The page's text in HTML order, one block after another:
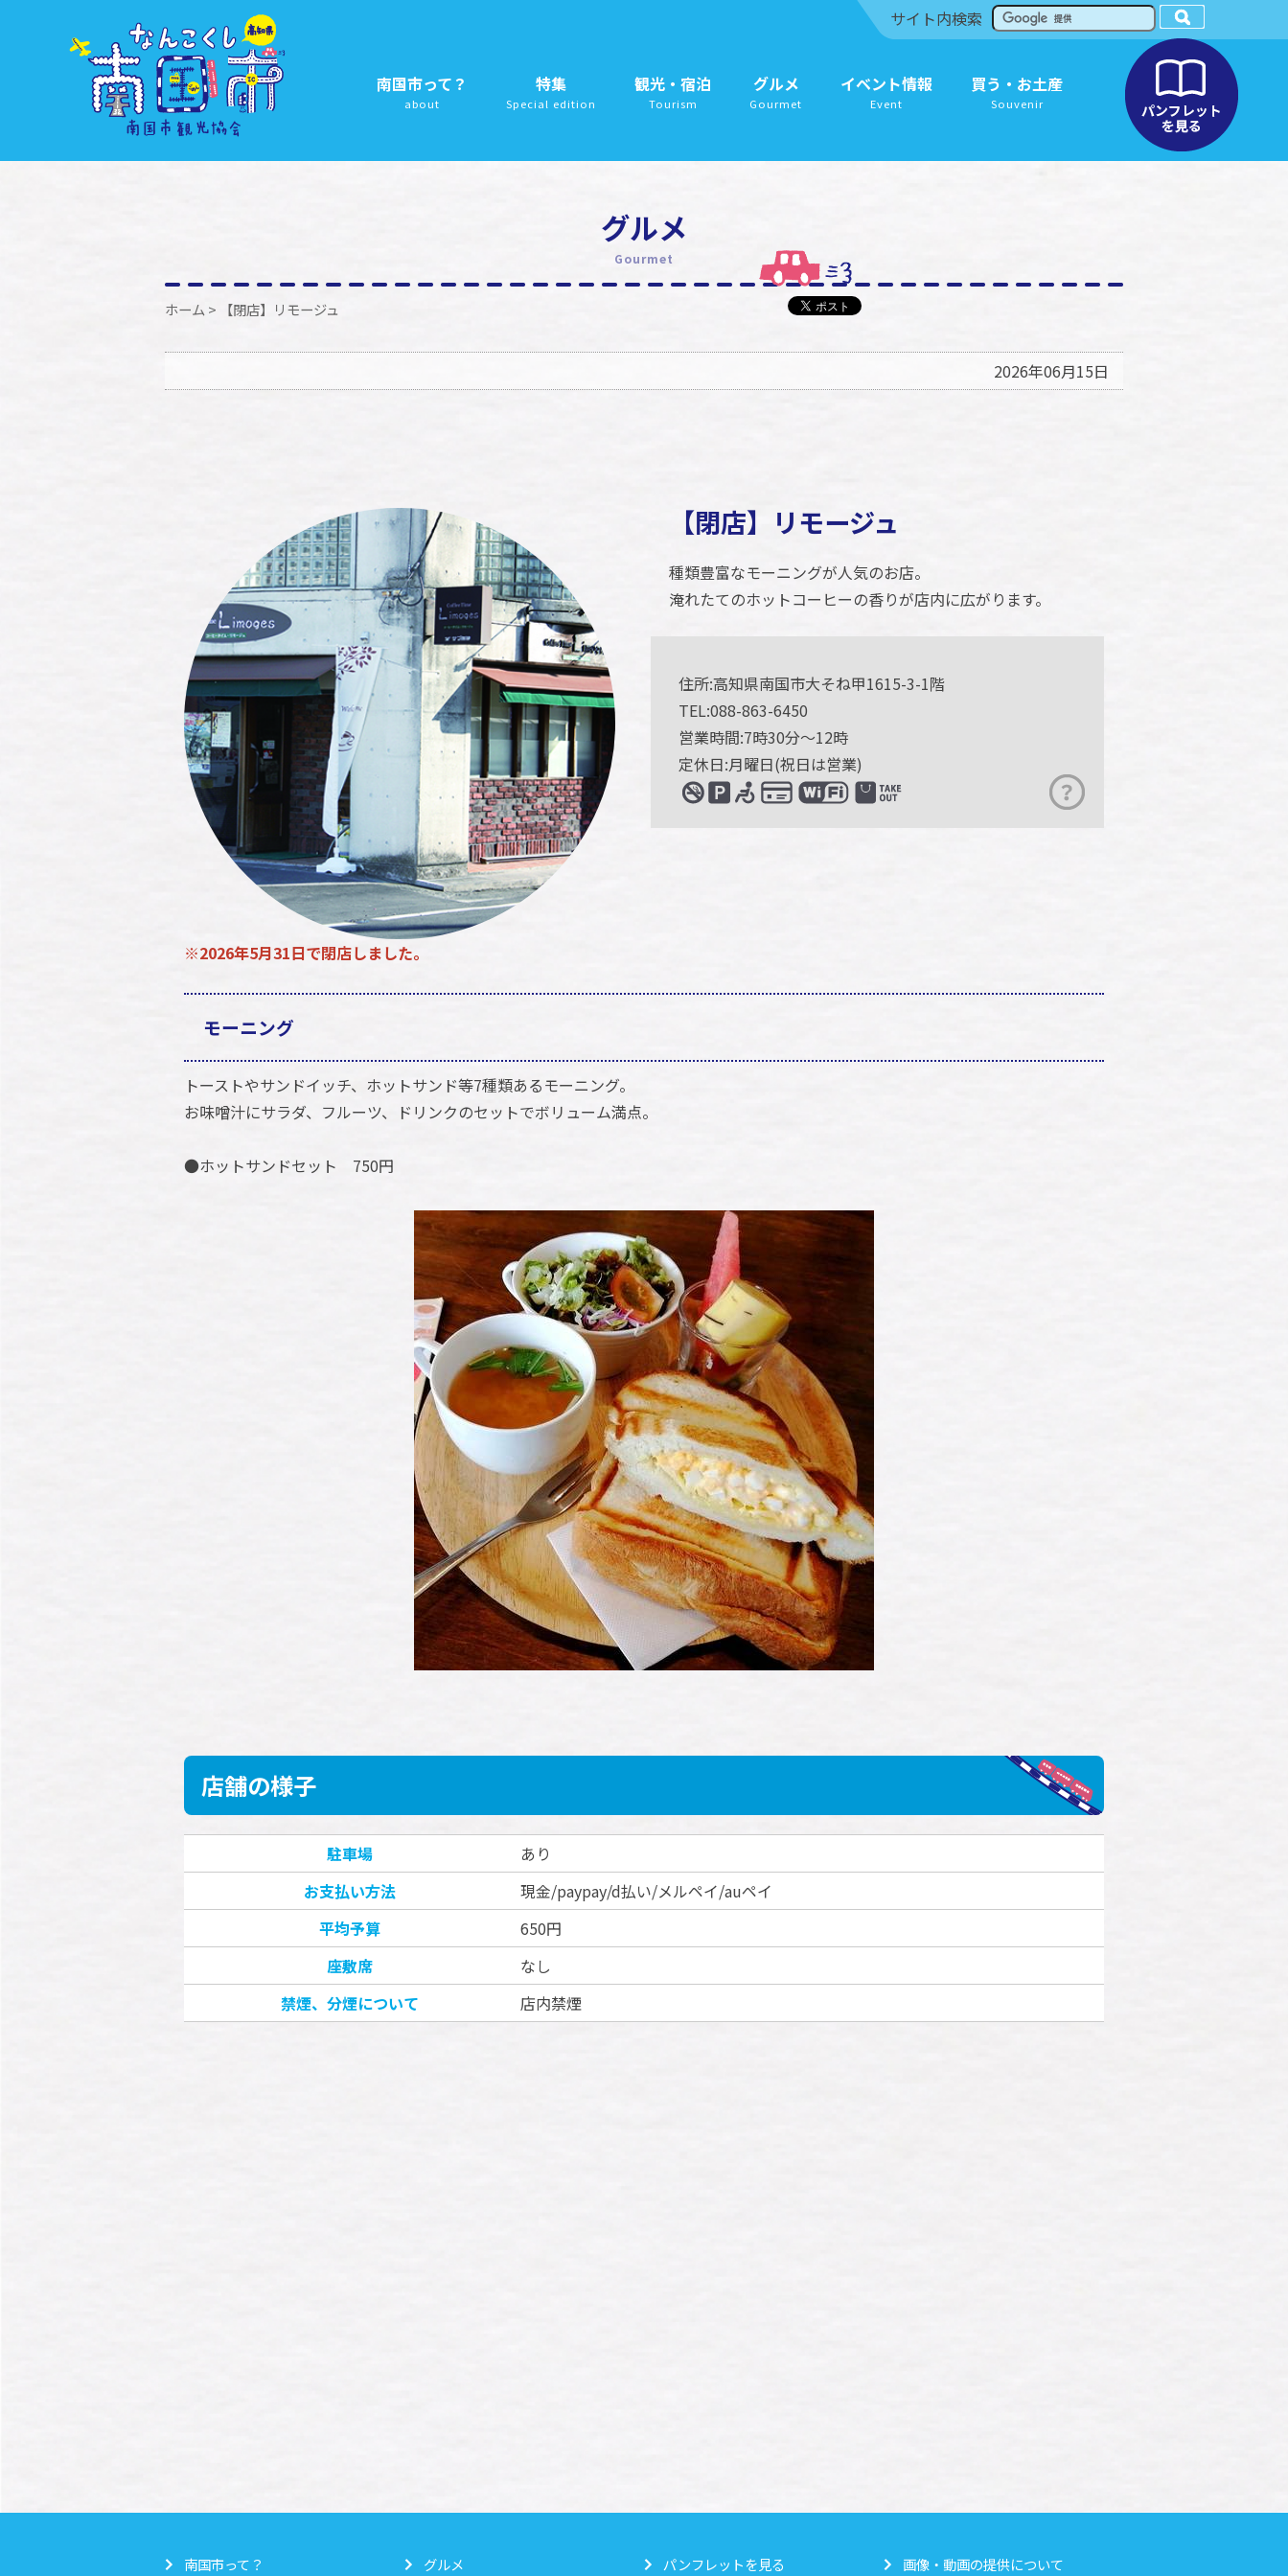
サイト内検索
南国市って？
about
特集
Special edition
観光・宿泊
Tourism
グルメ
Gourmet
イベント情報
Event
買う・お土産
Souvenir
グルメ
Gourmet
ホーム > 【閉店】リモージュ
2026年06月15日
【閉店】リモージュ
種類豊富なモーニングが人気のお店。
淹れたてのホットコーヒーの香りが店内に広がります。
住所:高知県南国市大そね甲1615-3-1階
TEL:088-863-6450
営業時間:7時30分～12時
定休日:月曜日(祝日は営業)
※2026年5月31日で閉店しました。
モーニング
トーストやサンドイッチ、ホットサンド等7種類あるモーニング。
お味噌汁にサラダ、フルーツ、ドリンクのセットでボリューム満点。
●ホットサンドセット 750円
店舗の様子
駐車場
あり
お支払い方法
現金/paypay/d払い/メルペイ/auペイ
平均予算
650円
座敷席
なし
禁煙、分煙について
店内禁煙
南国市って？ グルメ パンフレットを見る 画像・動画の提供について